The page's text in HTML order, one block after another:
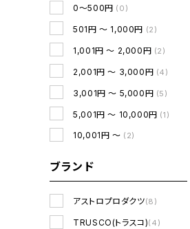
0～500円 (0)
501円 ～ 1,000円 (2)
1,001円 ～ 2,000円 (2)
2,001円 ～ 3,000円 (4)
3,001円 ～ 5,000円 (5)
5,001円 ～ 10,000円 (1)
10,001円 ～ (2)
ブランド
アストロプロダクツ(8)
TRUSCO(トラスコ)(4)